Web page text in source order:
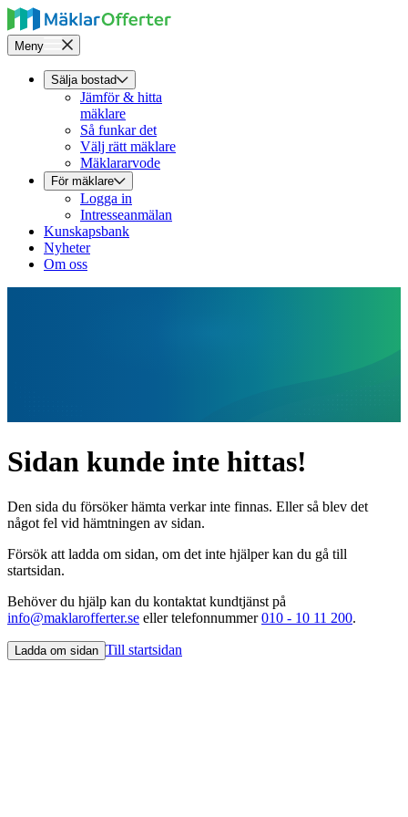
Meny
Sälja bostad
Jämför & hitta
mäklare
Så funkar det
Välj rätt mäklare
Mäklararvode
För mäklare
Logga in
Intresseanmälan
Kunskapsbank
Nyheter
Om oss
Sidan kunde inte hittas!
Den sida du försöker hämta verkar inte finnas. Eller så blev det
något fel vid hämtningen av sidan.
Försök att ladda om sidan, om det inte hjälper kan du gå till
startsidan.
Behöver du hjälp kan du kontaktat kundtjänst på
info@maklarofferter.se eller telefonnummer010 - 10 11 200.
Ladda om sidan Till startsidan